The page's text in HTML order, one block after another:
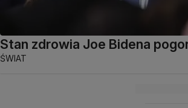
Stan zdrowia Joe Bidena
ŚWIAT